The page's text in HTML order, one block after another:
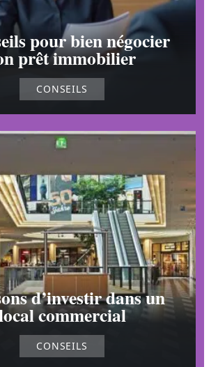
pour bien négocier
prêt immobilier
CONSEILS
d’investir dans un
commercial
CONSEILS